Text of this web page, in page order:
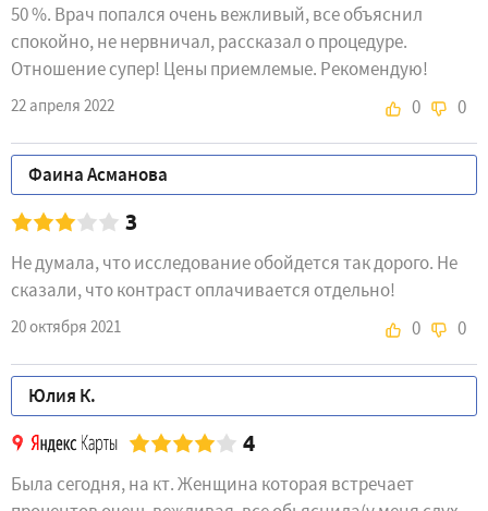
50 %. Врач попался очень вежливый, все объяснил
спокойно, не нервничал, рассказал о процедуре.
Отношение супер! Цены приемлемые. Рекомендую!
22 апреля 2022 0 0
Фаина Асманова
3
Не думала, что исследование обойдется так дорого. Не
сказали, что контраст оплачивается отдельно!
20 октября 2021 0 0
Юлия К.
4
Была сегодня, на кт. Женщина которая встречает